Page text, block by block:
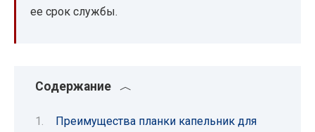
ее срок службы.
Содержание
Преимущества планки капельник для